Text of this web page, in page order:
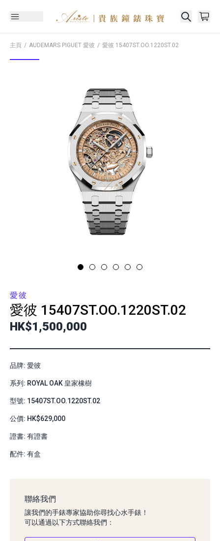
主頁 AUDEMARS PIGUET 愛彼 愛彼 15407ST.OO.1220ST.02
愛彼
愛彼 15407ST.OO.1220ST.02
HK$1,500,000
品牌: 愛彼
系列: ROYAL OAK 皇家橡樹
型號: 15407ST.OO.1220ST.02
公價: HK$629,000
證書: 有證書
配件: 有盒
聯絡我們
讓我們的手錶專家協助你尋找心水手錶！
可以通過以下方式聯絡我們：